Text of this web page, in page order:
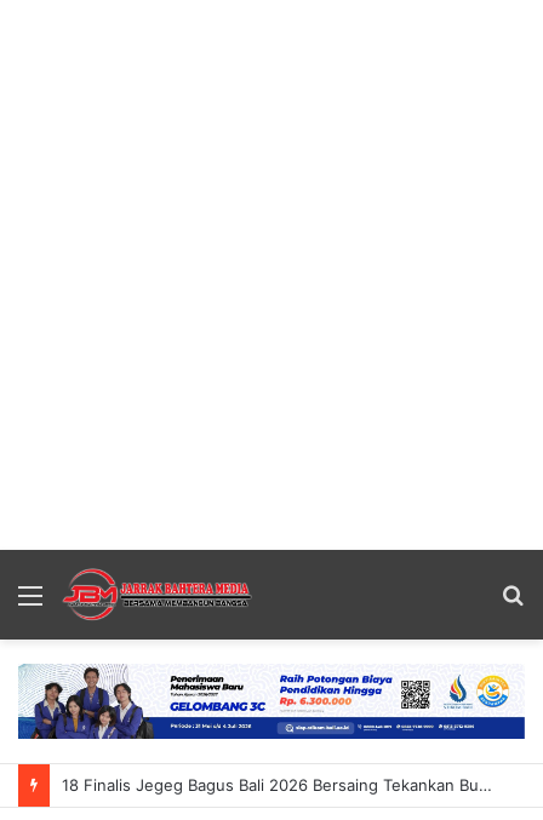
Menu
18 Finalis Jegeg Bagus Bali 2026 Bersaing Tekankan Budaya Dan Pariwisata Berkelanjutan